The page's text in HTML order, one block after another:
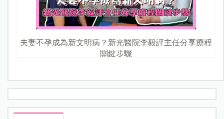
夫妻不孕成為新文明病？新光醫院李毅評主任分享療程
關鍵步驟